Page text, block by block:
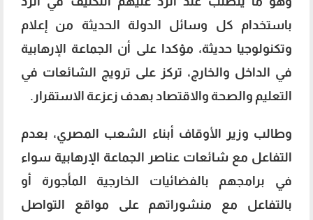
باستخدام كل وسائل الدولة الحديثة من إعلام
وتكنولوجيا حديثة، مؤكدا على أن الجماعة الإرهابية
في الداخل والخارج، تركز على ترويج الشائعات في
التعليم والصحة والاقتصاد بهدف زعزعة الاستقرار.
وطالب وزير الأوقاف أبناء الشعب المصري، بعدم
التفاعل مع شائعات عناصر الجماعة الإرهابية سواء
في برامجهم بالفضائيات الخارجية المأجورة أو
بالتفاعل مع منشوراتهم على مواقع التواصل